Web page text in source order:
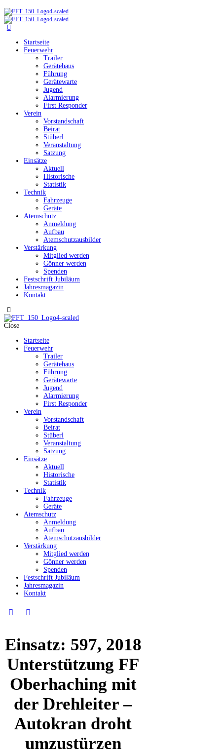
Startseite
Feuerwehr
Trailer
Gerätehaus
Führung
Gerätewarte
Jugend
Alarmierung
First Responder
Verein
Vorstandschaft
Beirat
Stüberl
Veranstaltung
Satzung
Einsätze
Aktuell
Historische
Statistik
Technik
Fahrzeuge
Geräte
Atemschutz
Anmeldung
Aufbau
Atemschutzausbilder
Verstärkung
Mitglied werden
Gönner werden
Spenden
Festschrift Jubiläum
Jahresmagazin
Kontakt
Close
Startseite
Feuerwehr
Trailer
Gerätehaus
Führung
Gerätewarte
Jugend
Alarmierung
First Responder
Verein
Vorstandschaft
Beirat
Stüberl
Veranstaltung
Satzung
Einsätze
Aktuell
Historische
Statistik
Technik
Fahrzeuge
Geräte
Atemschutz
Anmeldung
Aufbau
Atemschutzausbilder
Verstärkung
Mitglied werden
Gönner werden
Spenden
Festschrift Jubiläum
Jahresmagazin
Kontakt
Einsatz: 597, 2018
Unterstützung FF
Oberhaching mit
der Drehleiter –
Autokran droht
umzustürzen